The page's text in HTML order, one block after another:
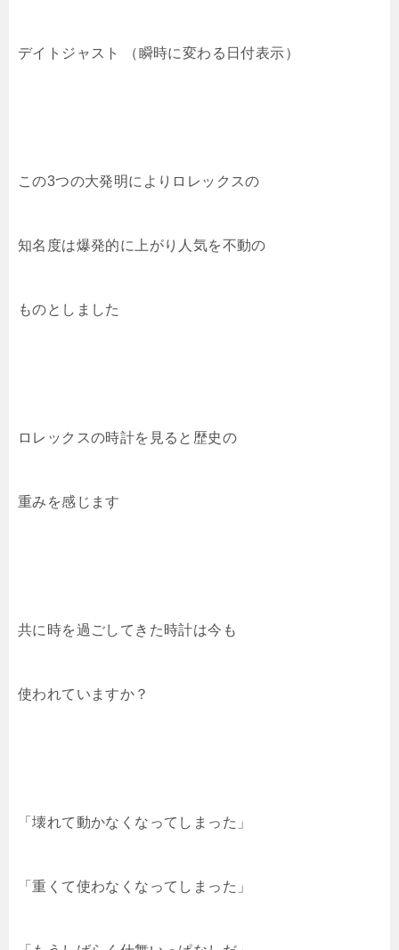
デイトジャスト （瞬時に変わる日付表示）
この3つの大発明によりロレックスの
知名度は爆発的に上がり人気を不動の
ものとしました
ロレックスの時計を見ると歴史の
重みを感じます
共に時を過ごしてきた時計は今も
使われていますか？
「壊れて動かなくなってしまった」
「重くて使わなくなってしまった」